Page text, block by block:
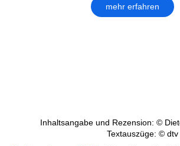
mehr erfahren
Inhaltsangabe und Rezension: ©
Textauszüge: ©